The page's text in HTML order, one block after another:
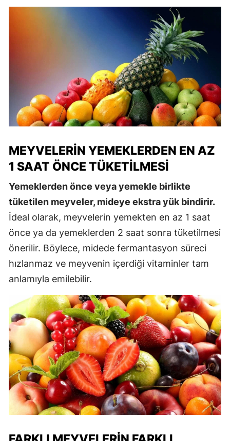
MEYVELERIN YEMEKLERDEN EN AZ
1 SAAT ÖNCE TÜKETILMESI
Yemeklerden önce veya yemekle birlikte
tüketilen meyveler, mideye ekstra yük bindirir.
İdeal olarak, meyvelerin yemekten en az 1 saat
önce ya da yemeklerden 2 saat sonra tüketilmesi
önerilir. Böylece, midede fermantasyon süreci
hızlanmaz ve meyvenin içerdiği vitaminler tam
anlamıyla emilebilir.